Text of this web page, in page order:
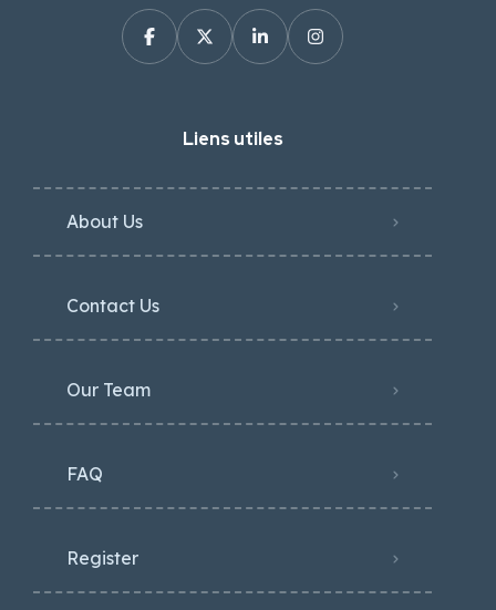
Liens utiles
About Us
Contact Us
Our Team
FAQ
Register